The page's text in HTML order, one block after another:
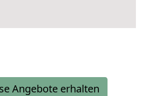
Angebote erhalten